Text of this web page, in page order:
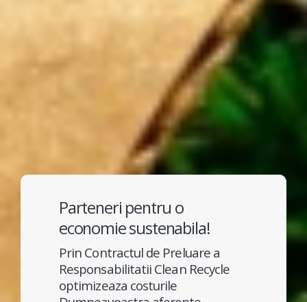
Parteneri pentru o
economie sustenabila!
Prin Contractul de Preluare a
Responsabilitatii Clean Recycle
optimizeaza costurile